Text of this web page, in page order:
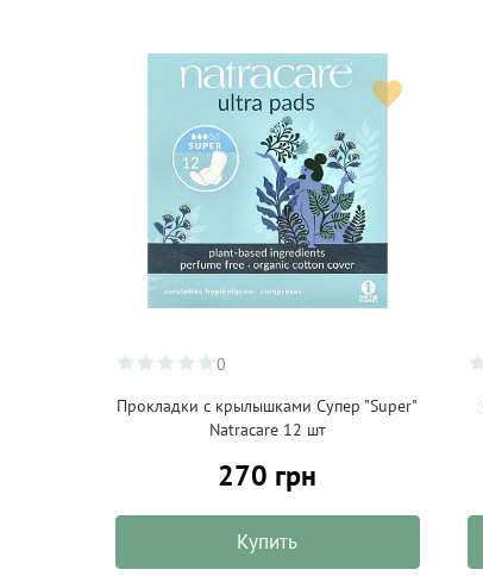
0
Прокладки с крылышками Супер "Super"
Natracare 12 шт
270 грн
Купить